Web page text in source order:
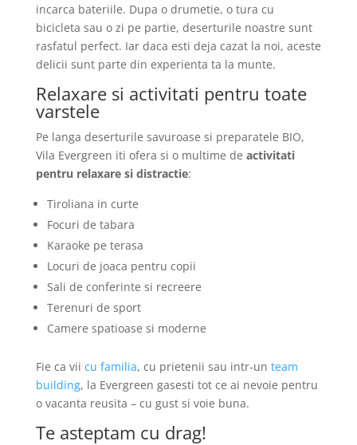
incarca bateriile. Dupa o drumetie, o tura cu
bicicleta sau o zi pe partie, deserturile noastre sunt
rasfatul perfect. Iar daca esti deja cazat la noi, aceste
delicii sunt parte din experienta ta la munte.
Relaxare si activitati pentru toate
varstele
Pe langa deserturile savuroase si preparatele BIO,
Vila Evergreen iti ofera si o multime de activitati
pentru relaxare si distractie:
Tiroliana in curte
Focuri de tabara
Karaoke pe terasa
Locuri de joaca pentru copii
Sali de conferinte si recreere
Terenuri de sport
Camere spatioase si moderne
Fie ca vii cu familia, cu prietenii sau intr-un team
building, la Evergreen gasesti tot ce ai nevoie pentru
o vacanta reusita – cu gust si voie buna.
Te asteptam cu drag!